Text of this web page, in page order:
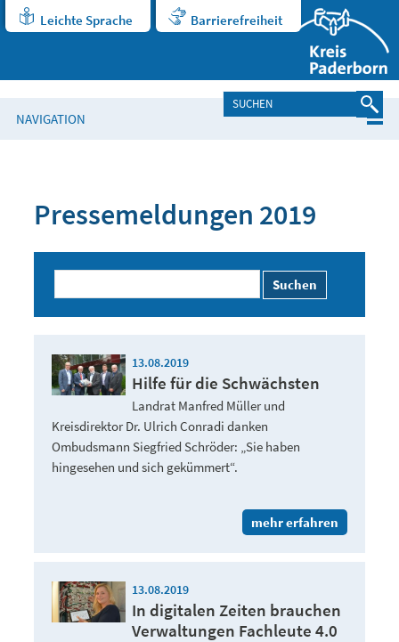
Leichte Sprache Barrierefreiheit
NAVIGATION
Pressemeldungen 2019
Suchen
13.08.2019
Hilfe für die Schwächsten
Landrat Manfred Müller und
Kreisdirektor Dr. Ulrich Conradi danken
Ombudsmann Siegfried Schröder: „Sie haben
hingesehen und sich gekümmert“.
mehr erfahren
13.08.2019
In digitalen Zeiten brauchen
Verwaltungen Fachleute 4.0